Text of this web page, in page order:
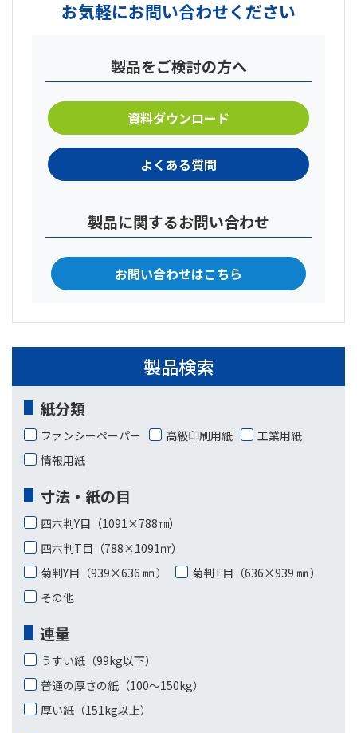
お気軽にお問い合わせください
製品をご検討の方へ
資料ダウンロード
よくある質問
製品に関するお問い合わせ
お問い合わせはこちら
製品検索
紙分類
ファンシーペーパー 高級印刷用紙
工業用紙
情報用紙
寸法・紙の目
四六判Y目（1091×788㎜）
四六判T目（788×1091㎜）
菊判Y目（939×636 ㎜ ）
菊判T目（636×939 ㎜ ）
その他
連量
うすい紙（99kg以下）
普通の厚さの紙（100〜150kg）
厚い紙（151kg以上）